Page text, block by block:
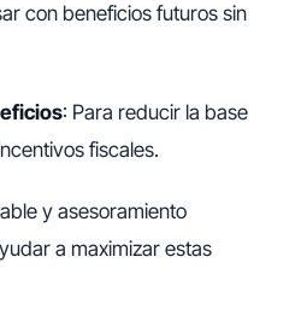
con beneficios futuros sin
: Para reducir la base
fiscales.
y asesoramiento
a maximizar estas